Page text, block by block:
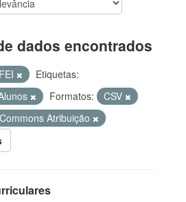
dados encontrados
Etiquetas:
Formatos:
CSV
Atribuição